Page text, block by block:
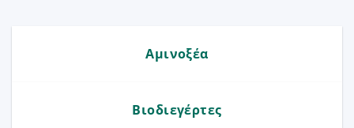
Αμινοξέα
Βιοδιεγέρτες